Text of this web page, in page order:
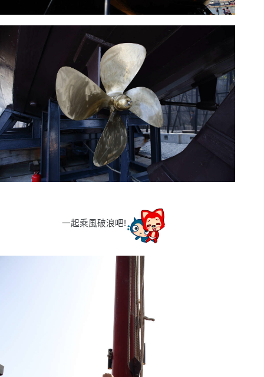
一起乘風破浪吧!